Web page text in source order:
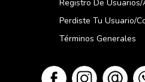
Registro De
Perdiste Tu Usuario/
Términos Generales